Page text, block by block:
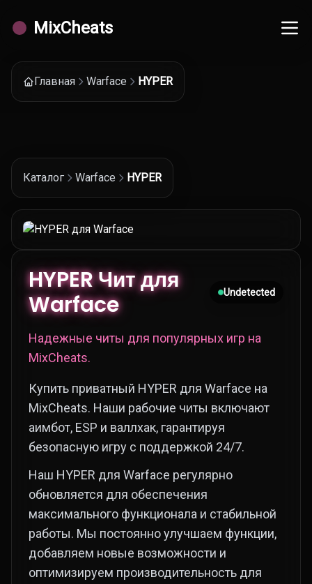
MixCheats
Главная Warface HYPER
Каталог Warface HYPER
HYPER Чит для
Warface
Undetected
Надежные читы для популярных игр на
MixCheats.
Купить приватный HYPER для Warface на
MixCheats. Наши рабочие читы включают
аимбот, ESP и валлхак, гарантируя
безопасную игру с поддержкой 24/7.
Наш HYPER для Warface регулярно
обновляется для обеспечения
максимального функционала и стабильной
работы. Мы постоянно улучшаем функции,
добавляем новые возможности и
оптимизируем производительность для